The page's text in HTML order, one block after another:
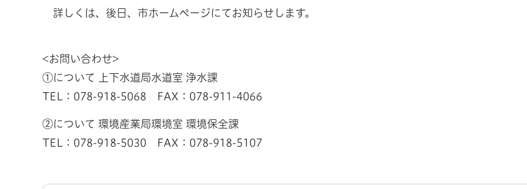
詳しくは、後日、市ホームページにてお知らせします。
<お問い合わせ>
①について
上下水道局水道室 浄水課
TEL：078-918-5068 FAX：078-911-4066
②について 環境産業局環境室 環境保全課
TEL：078-918-5030 FAX：078-918-5107